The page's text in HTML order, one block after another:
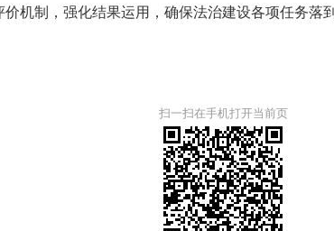
制，强化结果运用，确保法治建设各项任务落
扫一扫在手机打开当前页